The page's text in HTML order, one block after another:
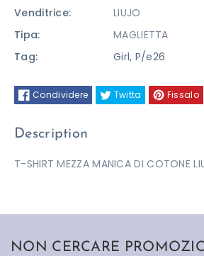
LIU
JO
LIU
JO
Venditrice:
LIUJO
Tipa:
MAGLIETTA
Tag:
Girl, P/e26
Condividere Twitta Fissalo
Description
T-SHIRT MEZZA MANICA DI COTONE
NON CERCARE